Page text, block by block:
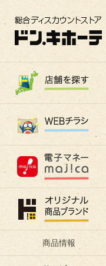
商品情報